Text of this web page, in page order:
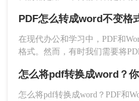
2、如果有需要设置也可以选择
人会选择把pdf文件转换成word
那么PDF怎么转成word不变格式
PDF怎么转成word不变格
在现代办公和学习中，PDF和
格式。然而，有时我们需要将
具来实现这一目标。那么，PDF
来，让我们一起去了解一下吧!
怎么将pdf转换成word？PDF和